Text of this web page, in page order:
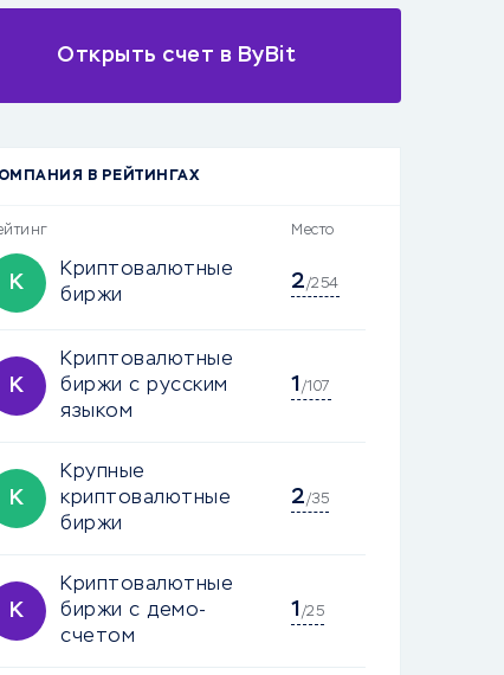
Открыть счет в ByBit
В РЕЙТИНГАХ
Место
К
Криптовалютные
биржи
2/254
К
Криптовалютные
биржи с русским
языком
1 /107
К
Крупные
криптовалютные
биржи
2/35
К
Криптовалютные
биржи с демо-
счетом
1 /25